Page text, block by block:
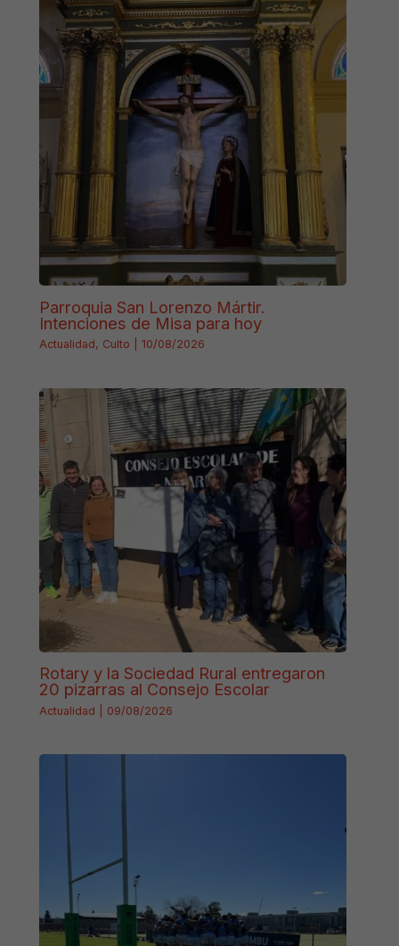
Parroquia San Lorenzo Mártir.
Intenciones de Misa para hoy
Actualidad, Culto |10/08/2026
Rotary y la Sociedad Rural entregaron
20 pizarras al Consejo Escolar
Actualidad 09/08/2026